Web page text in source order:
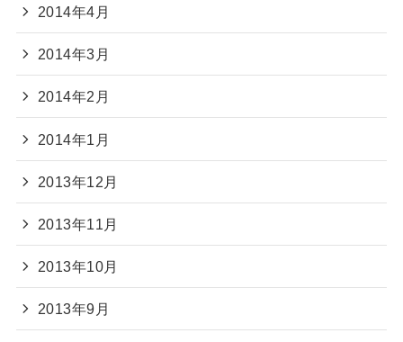
2014年4月
2014年3月
2014年2月
2014年1月
2013年12月
2013年11月
2013年10月
2013年9月